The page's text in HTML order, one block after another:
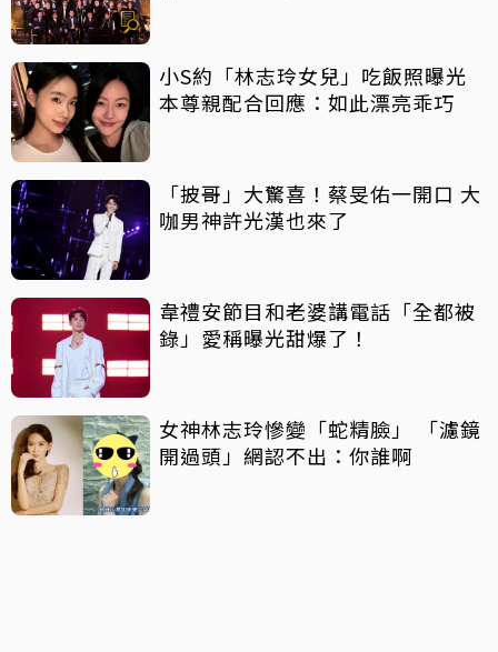
小S約「林志玲女兒」吃飯照曝光
本尊親配合回應：如此漂亮乖巧
「披哥」大驚喜！蔡旻佑一開口 大
咖男神許光漢也來了
韋禮安節目和老婆講電話「全都被
錄」愛稱曝光甜爆了！
女神林志玲慘變「蛇精臉」 「濾鏡
開過頭」網認不出：你誰啊